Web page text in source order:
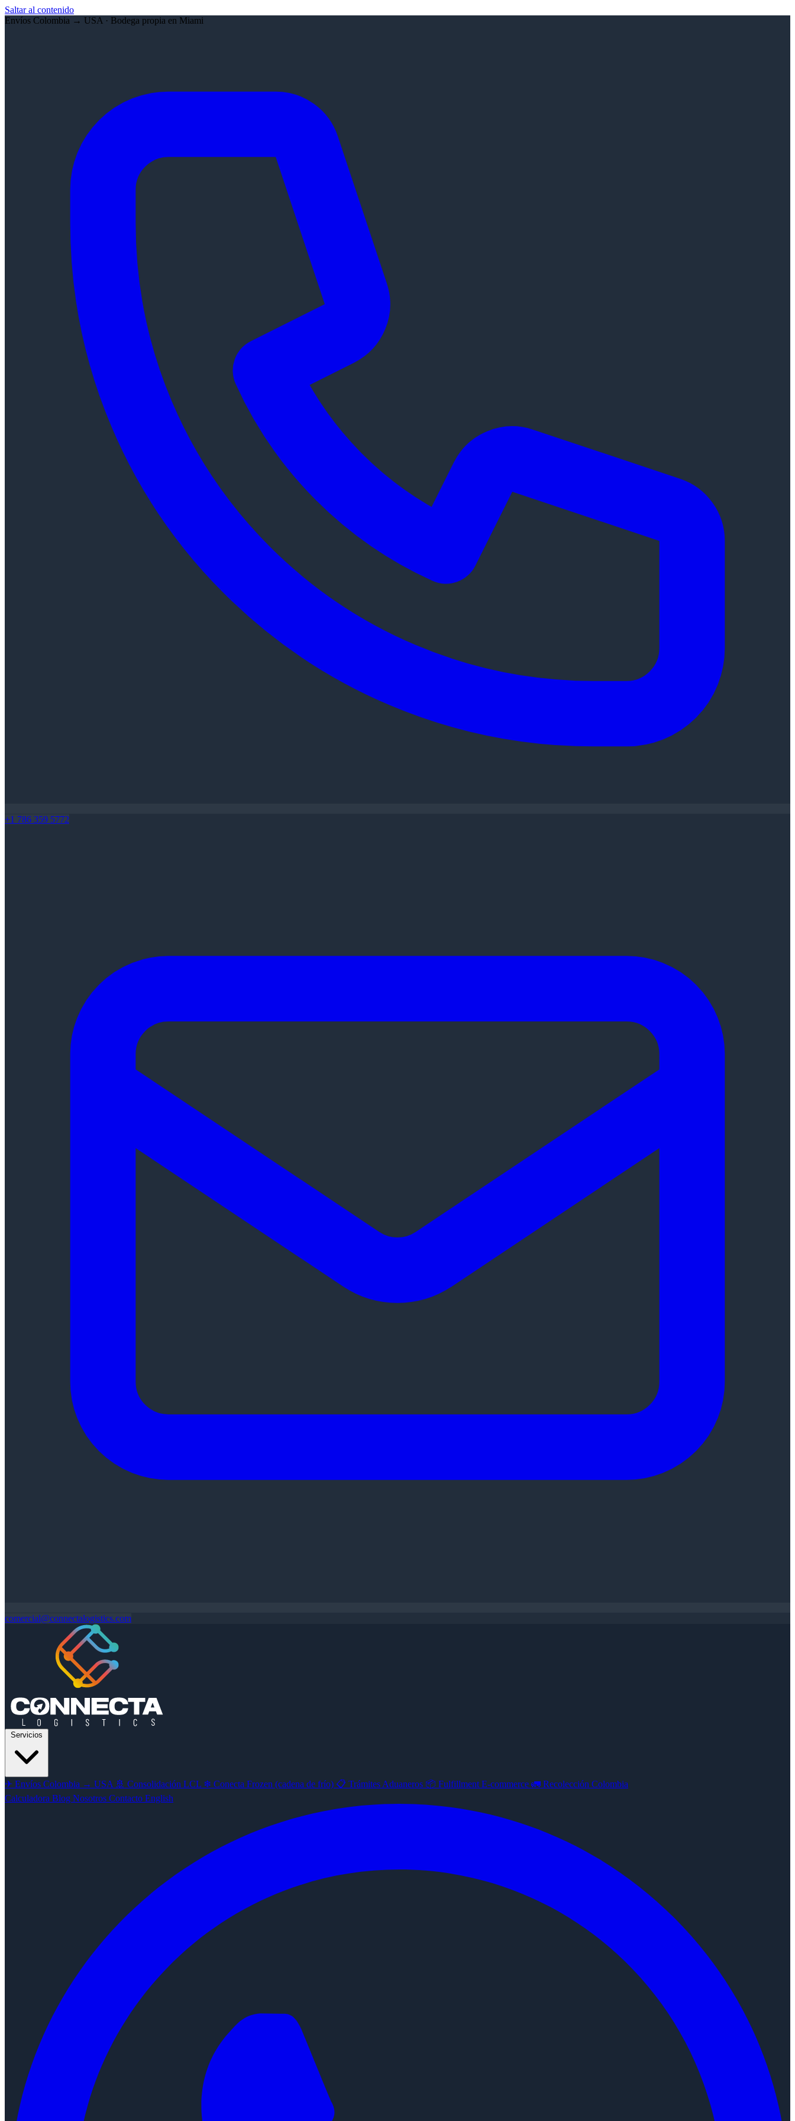
Saltar al contenido
Envíos Colombia → USA · Bodega propia en Miami
+1 786 359 5772
comercial@connectalogistics.com
✈ Envíos Colombia → USA 🚢 Consolidación LCL ❄ Conecta Frozen (cadena de frío) 📋 Trámites Aduaneros 📦 Fulfillment E-commerce 🚛 Recolección Colombia
Calculadora Blog Nosotros Contacto English